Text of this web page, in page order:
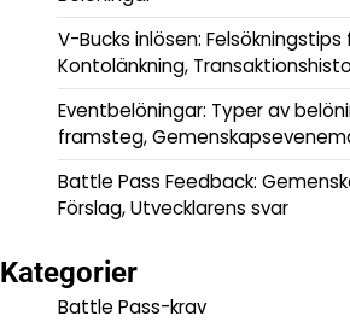
V-Bucks inlösen: Felsökningstips
Kontolänkning,
Eventbelöningar: Typer av
framsteg,
Battle Pass Feedback:
Förslag, Utvecklarens svar
Kategorier
Battle Pass-krav